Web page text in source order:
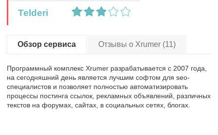
Telderi
Обзор сервиса Отзывы о Xrumer (11)
Программный комплекс Xrumer разрабатывается с 2007 года,
на сегодняшний день является лучшим софтом для seo-
специалистов и позволяет полностью автоматизировать
процессы постинга ссылок, рекламных объявлений, различных
текстов на форумах, сайтах, в социальных сетях, блогах.